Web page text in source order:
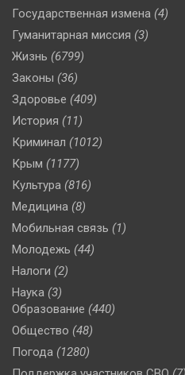
Государственная измена (4)
Гуманитарная миссия (3)
Жизнь (6799)
Законы (36)
Здоровье (409)
История (11)
Криминал (1012)
Крым (1177)
Культура (816)
Медицина (8)
Мобильная связь (1)
Молодежь (44)
Налоги (2)
Наука (3)
Образование (440)
Общество (48)
Погода (1280)